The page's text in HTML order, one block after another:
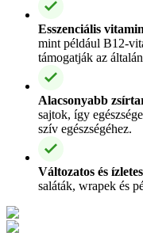
Esszenciális
mint például B12-
támogatják az
Alacsonyabb
sajtok, így
szív egészségéhez.
Változatos és ízletes
saláták, wrapek és